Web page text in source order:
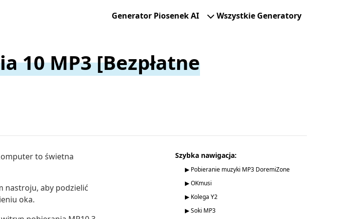
Generator Piosenek AI Wszystkie Generatory
10 MP3 [Bezpłatne
to świetna
nastroju, aby podzielić
oka.
Szybka nawigacja:
▶ Pobieranie muzyki MP3 DoremiZone
▶ OKmusi
▶ Kolega Y2
▶ Soki MP3